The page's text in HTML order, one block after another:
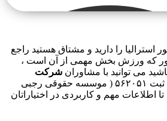
را دارید و مشتاق هستید راجع
که ورزش بخش مهمی از آن است ،
می توانید با مشاوران شرکت
به شماره ثبت ۵۶۲۰۵۱ ( موسسه حقوقی رجبی
اطلاعات مهم و کاربردی در اختیاراتان